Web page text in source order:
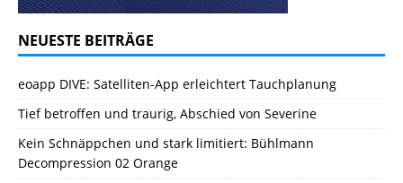
NEUESTE BEITRÄGE
eoapp DIVE: Satelliten-App erleichtert Tauchplanung
Tief betroffen und traurig, Abschied von Severine
Kein Schnäppchen und stark limitiert: Bühlmann
Decompression 02 Orange